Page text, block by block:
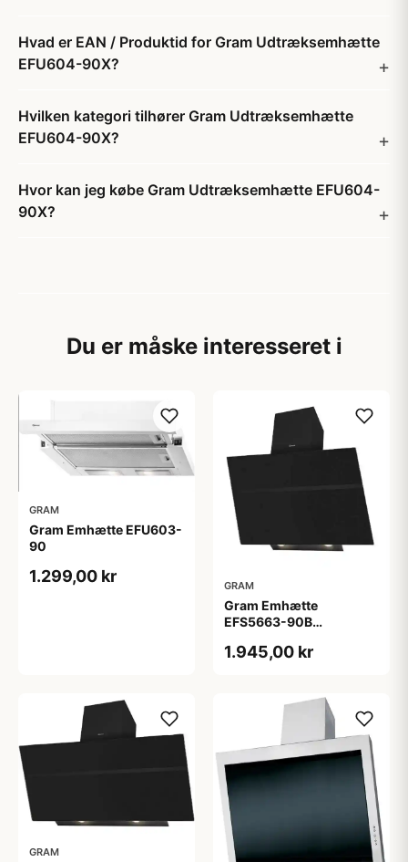
Hvad er EAN / Produktid for Gram Udtræksemhætte
EFU604-90X?
Hvilken kategori tilhører Gram Udtræksemhætte
EFU604-90X?
Hvor kan jeg købe Gram Udtræksemhætte EFU604-
90X?
Du er måske interesseret i
GRAM
Gram Emhætte EFU603-
90
1.299,00 kr
GRAM
Gram Emhætte
EFS5663-90B
1.945,00 kr
GRAM